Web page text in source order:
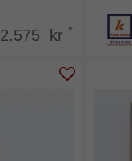
2.575 kr *